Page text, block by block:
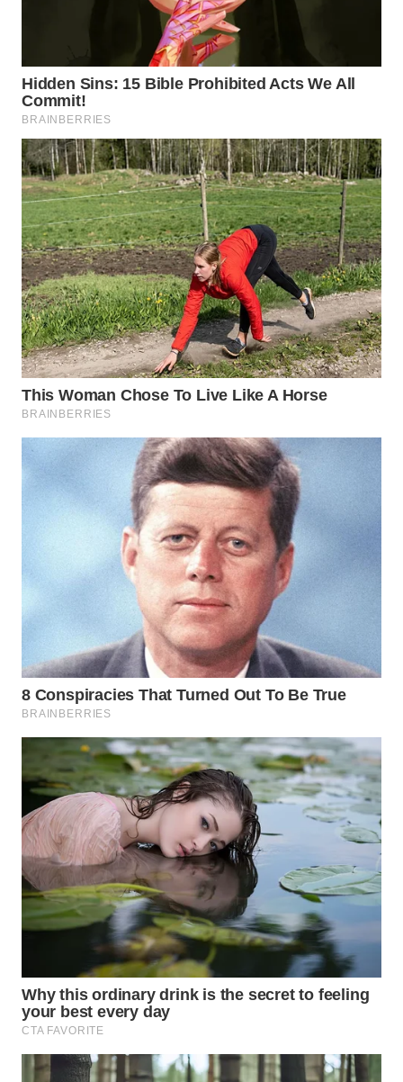
Media
Group
WAHANA
NEWS
WAHANA
TANI
WAHANA
ADVOKAT
WAHANA
INFRASTRUKTUR
WAHANA
KONSUMEN
WAHANA
WAHANANEWS
ID
WAHANANEWS
CO ID
WAHANANEWS
NET
WAHANA
SPORT
WAHANA
WAHANA
SELEB
WAHANA
PERSONA